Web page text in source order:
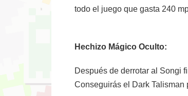
todo el juego que gasta 240
Hechizo Mágico Oculto:
Después de derrotar al Songi
Conseguirás el Dark